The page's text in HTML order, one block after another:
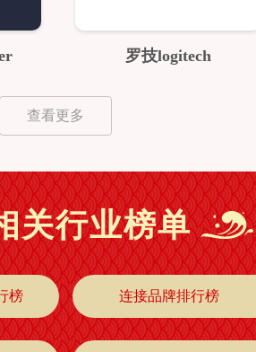
罗技logitech
查看更多
关行业榜单
榜 连接品牌排行榜